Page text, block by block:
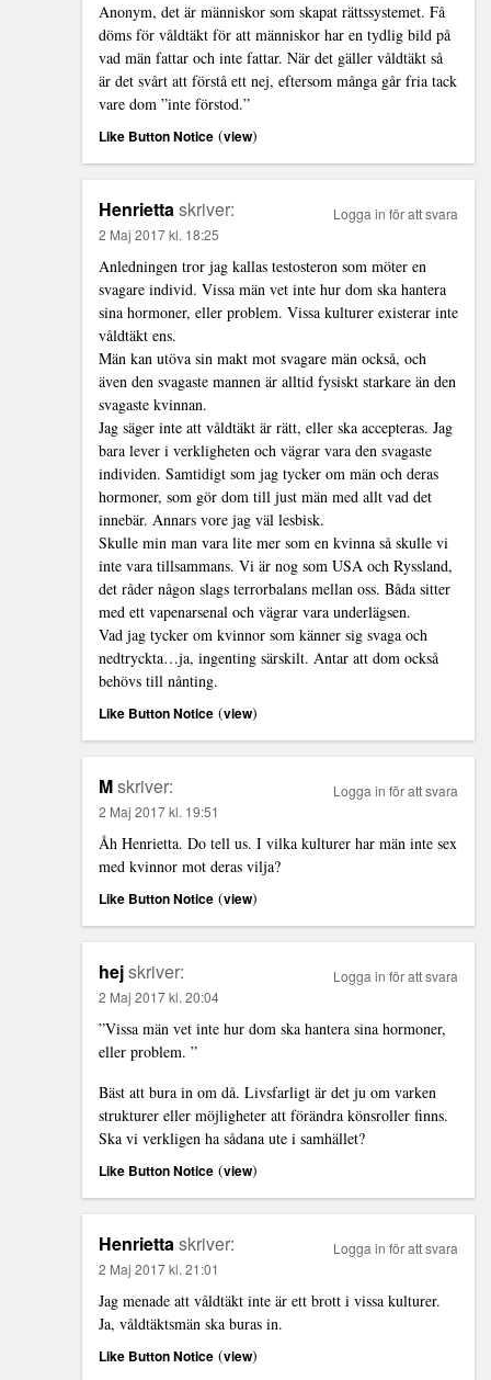
Anonym, det är människor som skapat rättssystemet. Få
döms för våldtäkt för att människor har en tydlig bild på
vad män fattar och inte fattar. När det gäller våldtäkt så
är det svårt att förstå ett nej, eftersom många går fria tack
vare dom ”inte förstod.”
Like Button Notice (view)
Henriettaskriver:
2 Maj 2017 kl. 18:25
Anledningen tror jag kallas testosteron som möter en
svagare individ. Vissa män vet inte hur dom ska hantera
sina hormoner, eller problem. Vissa kulturer existerar inte
våldtäkt ens.
Män kan utöva sin makt mot svagare män också, och
även den svagaste mannen är alltid fysiskt starkare än den
svagaste kvinnan.
Jag säger inte att våldtäkt är rätt, eller ska accepteras. Jag
bara lever i verkligheten och vägrar vara den svagaste
individen. Samtidigt som jag tycker om män och deras
hormoner, som gör dom till just män med allt vad det
innebär. Annars vore jag väl lesbisk.
Skulle min man vara lite mer som en kvinna så skulle vi
inte vara tillsammans. Vi är nog som USA och Ryssland,
det råder någon slags terrorbalans mellan oss. Båda sitter
med ett vapenarsenal och vägrar vara underlägsen.
Vad jag tycker om kvinnor som känner sig svaga och
nedtryckta…ja, ingenting särskilt. Antar att dom också
behövs till nånting.
Like Button Notice (view)
Logga in för att svara
Mskriver:
2 Maj 2017 kl. 19:51
Åh Henrietta. Do tell us. I vilka kulturer har män inte sex
med kvinnor mot deras vilja?
Like Button Notice (view)
Logga in för att svara
hejskriver:
2 Maj 2017 kl. 20:04
”Vissa män vet inte hur dom ska hantera sina hormoner,
eller problem. ”
Bäst att bura in om då. Livsfarligt är det ju om varken
strukturer eller möjligheter att förändra könsroller finns.
Ska vi verkligen ha sådana ute i samhället?
Like Button Notice (view)
Logga in för att svara
Henriettaskriver:
2 Maj 2017 kl. 21:01
Jag menade att våldtäkt inte är ett brott i vissa kulturer.
Ja, våldtäktsmän ska buras in.
Like Button Notice (view)
Logga in för att svara